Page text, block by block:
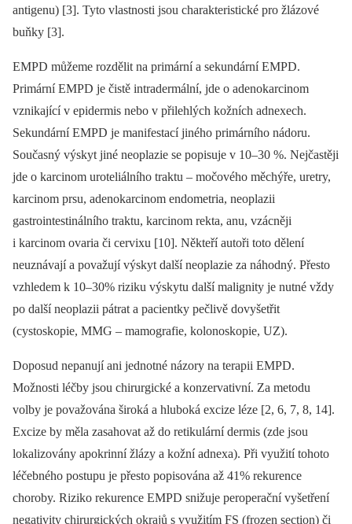
antigenu) [3]. Tyto vlastnosti jsou charakteristické pro žlázové
buňky [3].
EMPD můžeme rozdělit na primární a sekundární EMPD.
Primární EMPD je čistě intradermální, jde o adenokarcinom
vznikající v epidermis nebo v přilehlých kožních adnexech.
Sekundární EMPD je manifestací jiného primárního nádoru.
Současný výskyt jiné neoplazie se popisuje v 10–30 %. Nejčastěji
jde o karcinom uroteliálního traktu –⁠ močového měchýře, uretry,
karcinom prsu, adenokarcinom endometria, neoplazii
gastrointestinálního traktu, karcinom rekta, anu, vzácněji
i karcinom ovaria či cervixu [10]. Někteří autoři toto dělení
neuznávají a považují výskyt další neoplazie za náhodný. Přesto
vzhledem k 10–30% riziku výskytu další malignity je nutné vždy
po další neoplazii pátrat a pacientky pečlivě dovyšetřit
(cystoskopie, MMG –⁠ mamografie, kolonoskopie, UZ).
Doposud nepanují ani jednotné názory na terapii EMPD.
Možnosti léčby jsou chirurgické a konzervativní. Za metodu
volby je považována široká a hluboká excize léze [2, 6, 7, 8, 14].
Excize by měla zasahovat až do retikulární dermis (zde jsou
lokalizovány apokrinní žlázy a kožní adnexa). Při využití tohoto
léčebného postupu je přesto popisována až 41% rekurence
choroby. Riziko rekurence EMPD snižuje peroperační vyšetření
negativity chirurgických okrajů s využitím FS (frozen section) či